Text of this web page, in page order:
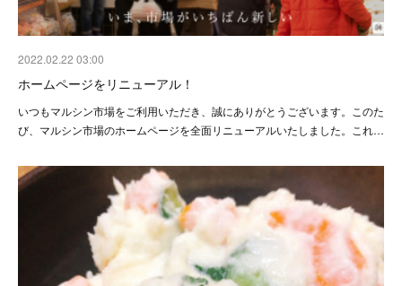
2022.02.22 03:00
ホームページをリニューアル！
いつもマルシン市場をご利用いただき、誠にありがとうございます。このた
び、マルシン市場のホームページを全面リニューアルいたしました。これ…